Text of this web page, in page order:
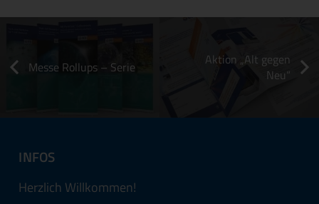
Messe Rollups – Serie
Aktion „Alt gegen
Neu“
INFOS
Herzlich Willkommen!